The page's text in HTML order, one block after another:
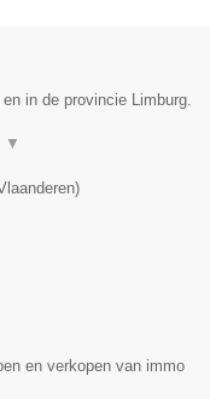
in de provincie Limburg.
▼
)
en verkopen van immo